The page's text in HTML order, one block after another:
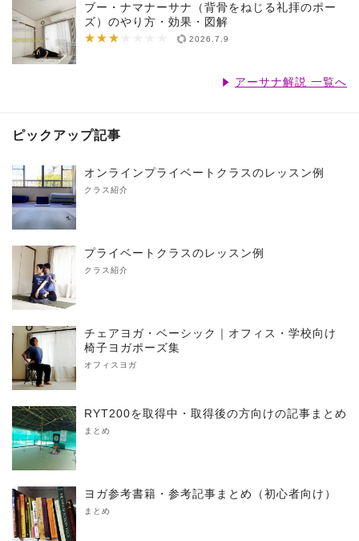
ブー・ナマナーサナ（背骨をねじる礼拝のポー
ズ）のやり方・効果・図解
★★★
★★★★★★★ 2026.7.9
アーサナ解説 一覧へ
ピックアップ記事
オンラインプライベートクラスのレッスン例
クラス紹介
プライベートクラスのレッスン例
クラス紹介
チェアヨガ・ベーシック｜オフィス・学校向け
椅子ヨガポーズ集
オフィスヨガ
RYT200を取得中・取得後の方向けの記事まとめ
まとめ
ヨガ参考書籍・参考記事まとめ（初心者向け）
まとめ